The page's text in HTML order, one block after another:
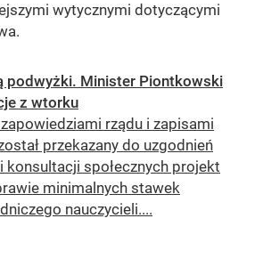
wytycznymi dotyczącymi
podwyżki. Minister Piontkowski
z wtorku
rządu i zapisami
przekazany do uzgodnień
społecznych projekt
minimalnych stawek
nauczycieli....